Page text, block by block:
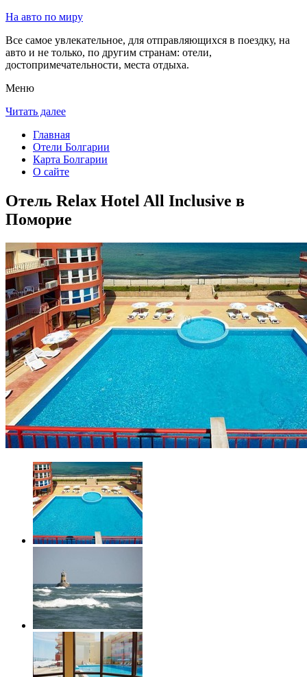
На авто по миру
Все самое увлекательное, для отправляющихся в поездку, на
авто и не только, по другим странам: отели,
достопримечательности, места отдыха.
Меню
Читать далее
Главная
Отели Болгарии
Карта Болгарии
О сайте
Отель Relax Hotel All Inclusive в
Поморие